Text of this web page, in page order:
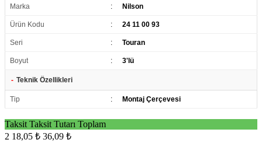
Marka : Nilson
Ürün Kodu : 24 11 00 93
Seri : Touran
Boyut : 3'lü
- Teknik Özellikleri
Tip : Montaj Çerçevesi
Taksit Taksit Tutarı Toplam
2 18,05 ₺ 36,09 ₺